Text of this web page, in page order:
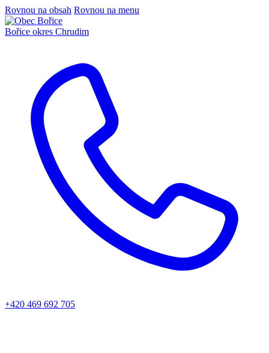
Rovnou na obsah Rovnou na menu
Bořice okres Chrudim
+420 469 692 705